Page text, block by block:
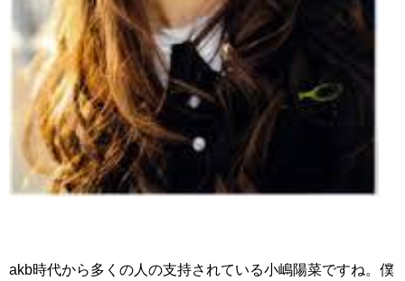
akb時代から多くの人の支持されている小嶋陽菜ですね。僕